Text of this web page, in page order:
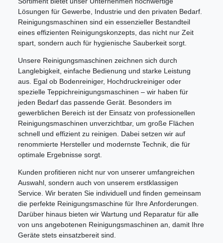
Lösungen für Gewerbe, Industrie und den privaten Bedarf.
Reinigungsmaschinen sind ein essenzieller Bestandteil
eines effizienten Reinigungskonzepts, das nicht nur Zeit
spart, sondern auch für hygienische Sauberkeit sorgt.
Unsere Reinigungsmaschinen zeichnen sich durch
Langlebigkeit, einfache Bedienung und starke Leistung
aus. Egal ob Bodenreiniger, Hochdruckreiniger oder
spezielle Teppichreinigungsmaschinen – wir haben für
jeden Bedarf das passende Gerät. Besonders im
gewerblichen Bereich ist der Einsatz von professionellen
Reinigungsmaschinen unverzichtbar, um große Flächen
schnell und effizient zu reinigen. Dabei setzen wir auf
renommierte Hersteller und modernste Technik, die für
optimale Ergebnisse sorgt.
Kunden profitieren nicht nur von unserer umfangreichen
Auswahl, sondern auch von unserem erstklassigen
Service. Wir beraten Sie individuell und finden gemeinsam
die perfekte Reinigungsmaschine für Ihre Anforderungen.
Darüber hinaus bieten wir Wartung und Reparatur für alle
von uns angebotenen Reinigungsmaschinen an, damit Ihre
Geräte stets einsatzbereit sind.